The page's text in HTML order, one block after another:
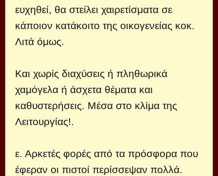
ευχηθεί, θα στείλει χαιρετίσματα σε
κάποιον κατάκοιτο της οικογενείας κοκ.
Λιτά όμως.
Και χωρίς διαχύσεις ή πληθωρικά
χαμόγελα ή άσχετα θέματα και
καθυστερήσεις. Μέσα στο κλίμα της
Λειτουργίας!.
ε. Αρκετές φορές από τα πρόσφορα που
έφεραν οι πιστοί περίσσεψαν πολλά.